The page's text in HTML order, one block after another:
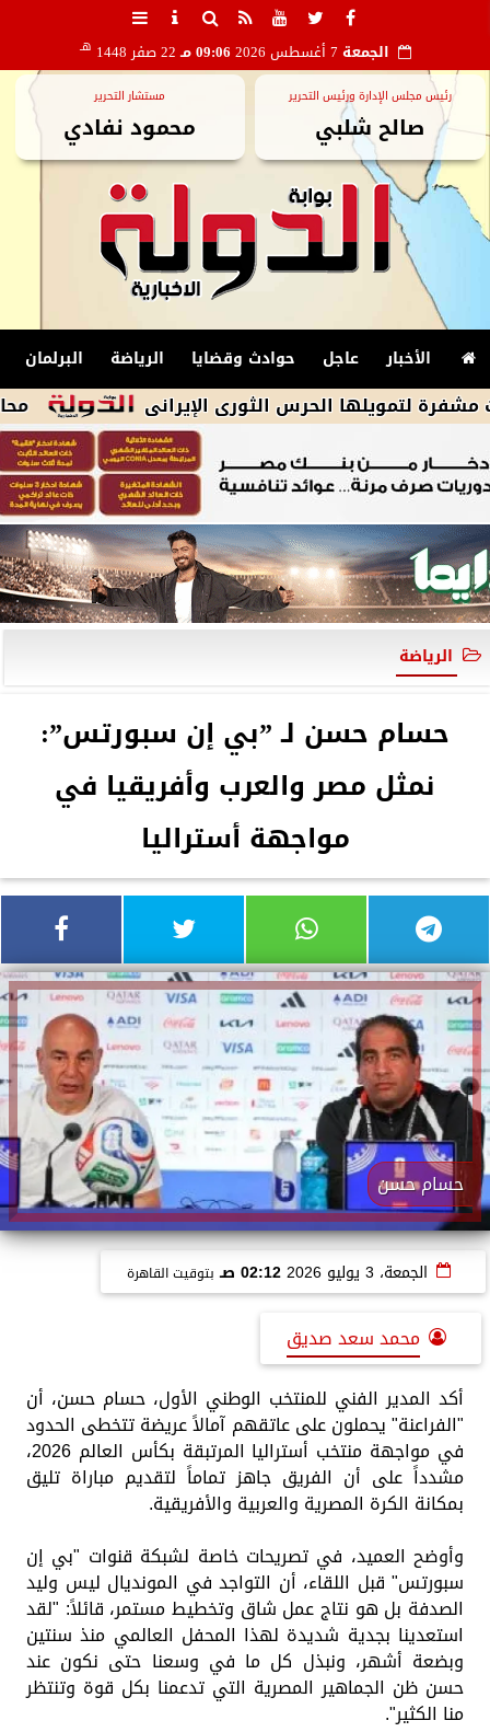
الجمعة 09:06 مـ 22 صفر 1448 هـ
رئيس مجلس الإدارة ورئيس التحرير
صالح شلبي
مستشار التحرير
محمود نفادي
الأخبار عاجل حوادث وقضايا الرياضة البرلمان
محافظ الحرس الثورى الإيرانى
الرياضة
حسام حسن لـ ”بي إن سبورتس”:
نمثل مصر والعرب وأفريقيا في
مواجهة أستراليا
حسام حسن
الجمعة، 3 يوليو 2026 02:12 صـ بتوقيت القاهرة
محمد سعد صديق
أكد المدير الفني للمنتخب الوطني الأول، حسام حسن، أن
"الفراعنة" يحملون على عاتقهم آمالاً عريضة تتخطى الحدود
في مواجهة منتخب أستراليا المرتبقة بكأس العالم 2026،
مشدداً على أن الفريق جاهز تماماً لتقديم مباراة تليق
بمكانة الكرة المصرية والعربية والأفريقية.
وأوضح العميد، في تصريحات خاصة لشبكة قنوات "بي إن
سبورتس" قبل اللقاء، أن التواجد في المونديال ليس وليد
الصدفة بل هو نتاج عمل شاق وتخطيط مستمر، قائلاً: "لقد
استعدينا بجدية شديدة لهذا المحفل العالمي منذ سنتين
وبضعة أشهر، ونبذل كل ما في وسعنا حتى نكون عند
حسن ظن الجماهير المصرية التي تدعمنا بكل قوة وتنتظر
منا الكثير".